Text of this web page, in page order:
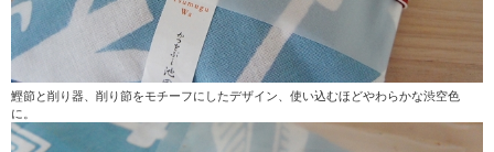
鰹節と削り器、削り節をモチーフにしたデザイン、使い込むほどやわらかな渋空色
に。